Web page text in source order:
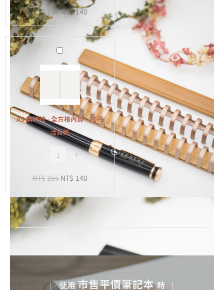
-
活
頁
NT$ 155NT$140
A5
無
效
-
全
方
格
內
-
孔
活
A5 無時效 - 全方格內頁 - 20孔
活頁紙
- +
NT$155 NT$ 140